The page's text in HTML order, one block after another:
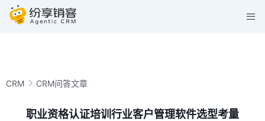
CRM CRM问答文章
职业资格认证培训行业客户管理软件选型考量